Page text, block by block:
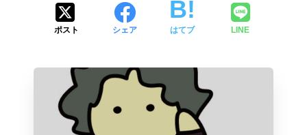
ポスト シェア はてブ LINE